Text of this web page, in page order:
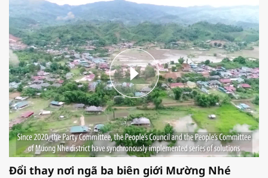
Đổi thay nơi ngã ba biên giới Mường Nhé